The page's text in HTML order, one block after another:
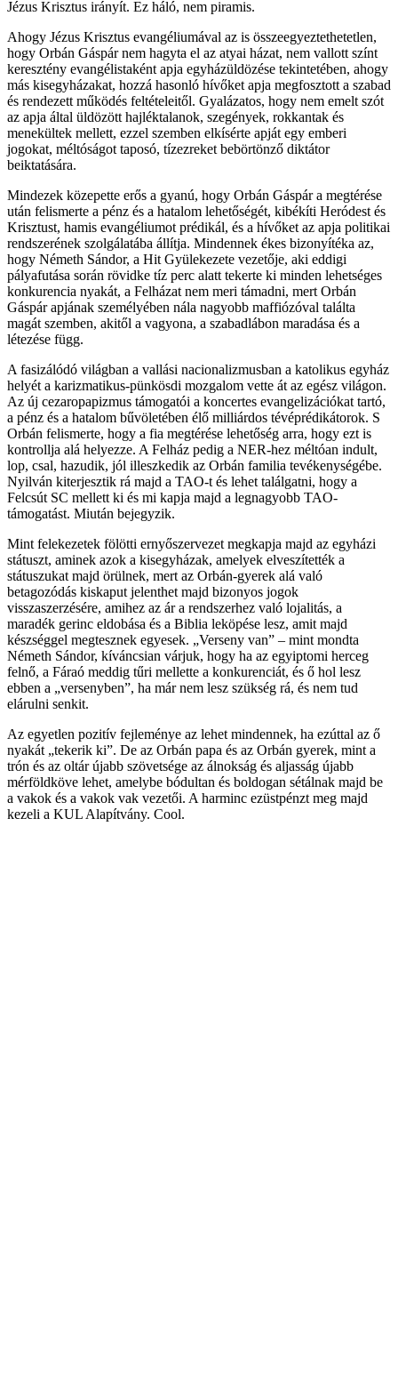
Jézus Krisztus irányít. Ez háló, nem piramis.
Ahogy Jézus Krisztus evangéliumával az is összeegyeztethetetlen,
hogy Orbán Gáspár nem hagyta el az atyai házat, nem vallott színt
keresztény evangélistaként apja egyházüldözése tekintetében, ahogy
más kisegyházakat, hozzá hasonló hívőket apja megfosztott a szabad
és rendezett működés feltételeitől. Gyalázatos, hogy nem emelt szót
az apja által üldözött hajléktalanok, szegények, rokkantak és
menekültek mellett, ezzel szemben elkísérte apját egy emberi
jogokat, méltóságot taposó, tízezreket bebörtönző diktátor
beiktatására.
Mindezek közepette erős a gyanú, hogy Orbán Gáspár a megtérése
után felismerte a pénz és a hatalom lehetőségét, kibékíti Heródest és
Krisztust, hamis evangéliumot prédikál, és a hívőket az apja politikai
rendszerének szolgálatába állítja. Mindennek ékes bizonyítéka az,
hogy Németh Sándor, a Hit Gyülekezete vezetője, aki eddigi
pályafutása során rövidke tíz perc alatt tekerte ki minden lehetséges
konkurencia nyakát, a Felházat nem meri támadni, mert Orbán
Gáspár apjának személyében nála nagyobb maffiózóval találta
magát szemben, akitől a vagyona, a szabadlábon maradása és a
létezése függ.
A fasizálódó világban a vallási nacionalizmusban a katolikus egyház
helyét a karizmatikus-pünkösdi mozgalom vette át az egész világon.
Az új cezaropapizmus támogatói a koncertes evangelizációkat tartó,
a pénz és a hatalom bűvöletében élő milliárdos tévéprédikátorok. S
Orbán felismerte, hogy a fia megtérése lehetőség arra, hogy ezt is
kontrollja alá helyezze. A Felház pedig a NER-hez méltóan indult,
lop, csal, hazudik, jól illeszkedik az Orbán familia tevékenységébe.
Nyilván kiterjesztik rá majd a TAO-t és lehet találgatni, hogy a
Felcsút SC mellett ki és mi kapja majd a legnagyobb TAO-
támogatást. Miután bejegyzik.
Mint felekezetek fölötti ernyőszervezet megkapja majd az egyházi
státuszt, aminek azok a kisegyházak, amelyek elveszítették a
státuszukat majd örülnek, mert az Orbán-gyerek alá való
betagozódás kiskaput jelenthet majd bizonyos jogok
visszaszerzésére, amihez az ár a rendszerhez való lojalitás, a
maradék gerinc eldobása és a Biblia leköpése lesz, amit majd
készséggel megtesznek egyesek. „Verseny van” – mint mondta
Németh Sándor, kíváncsian várjuk, hogy ha az egyiptomi herceg
felnő, a Fáraó meddig tűri mellette a konkurenciát, és ő hol lesz
ebben a „versenyben”, ha már nem lesz szükség rá, és nem tud
elárulni senkit.
Az egyetlen pozitív fejleménye az lehet mindennek, ha ezúttal az ő
nyakát „tekerik ki”. De az Orbán papa és az Orbán gyerek, mint a
trón és az oltár újabb szövetsége az álnokság és aljasság újabb
mérföldköve lehet, amelybe bódultan és boldogan sétálnak majd be
a vakok és a vakok vak vezetői. A harminc ezüstpénzt meg majd
kezeli a KUL Alapítvány. Cool.